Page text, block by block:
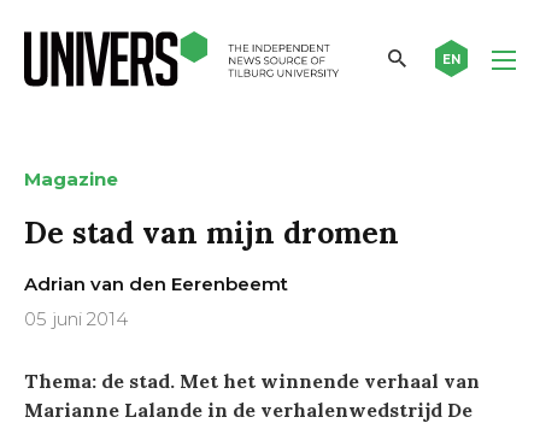
EN
Magazine
De stad van mijn dromen
Adrian van den Eerenbeemt
05 juni 2014
Thema: de stad. Met het winnende verhaal van
Marianne Lalande in de verhalenwedstrijd De